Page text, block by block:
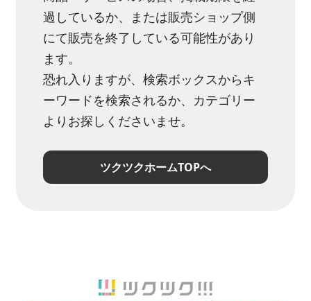
過しているか、または販売ショップ側
にて販売を終了している可能性があり
ます。
恐れ入りますが、検索ボックスからキ
ーワードを検索されるか、カテゴリー
よりお探しくださいませ。
ツクツクホームTOPへ